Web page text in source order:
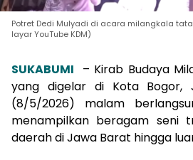
Potret Dedi Mulyadi di acara milangkala
layar YouTube KDM)
SUKABUMI – Kirab Budaya
yang digelar di Kota Bogor,
(8/5/2026) malam
menampilkan beragam seni
daerah di Jawa Barat hingga